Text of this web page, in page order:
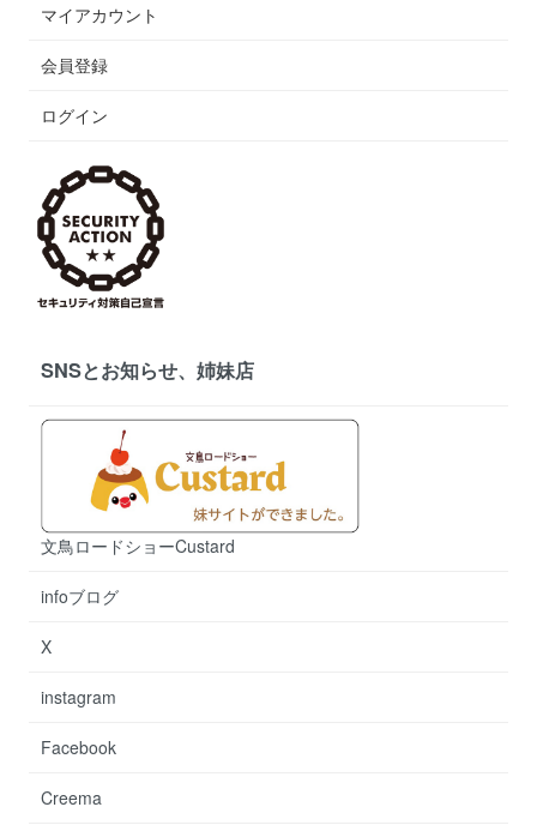
マイアカウント
会員登録
ログイン
SNSとお知らせ、姉妹店
文鳥ロードショーCustard
infoブログ
X
instagram
Facebook
Creema